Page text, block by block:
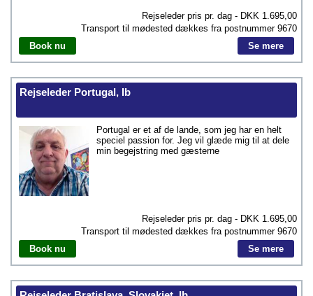
Rejseleder pris pr. dag - DKK 1.695,00
Transport til mødested dækkes fra postnummer 9670
Book nu
Se mere
Rejseleder Portugal, Ib
Portugal er et af de lande, som jeg har en helt
speciel passion for. Jeg vil glæde mig til at dele
min begejstring med gæsterne
Rejseleder pris pr. dag - DKK 1.695,00
Transport til mødested dækkes fra postnummer 9670
Book nu
Se mere